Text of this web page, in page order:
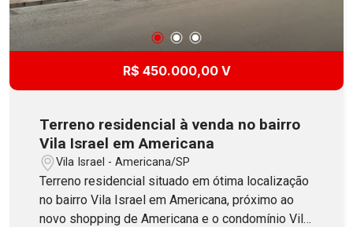
R$ 450.000,00 V
Terreno residencial à venda no bairro
Vila Israel em Americana
Vila Israel - Americana/SP
Terreno residencial situado em ótima localização
no bairro Vila Israel em Americana, próximo ao
novo shopping de Americana e o condomínio Vila